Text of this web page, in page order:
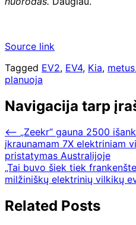
Source link
Tagged EV2, EV4, Kia, metus
planuoja
Navigacija tarp
⟵ „Zeekr“ gauna 2500
įkraunamam 7X elektriniam
pristatymas Australijoje
„Tai buvo šiek tiek
milžiniškų elektrinių vilkikų
Related Posts